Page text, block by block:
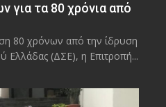
για τα 80 χρόνια από
80 χρόνων από την ίδρυση
Ελλάδας (ΔΣΕ), η Επιτροπή...